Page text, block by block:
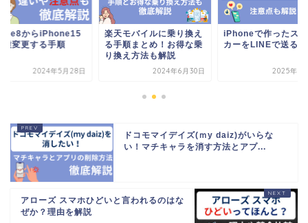
からiPhone15
種変更する手順
2024年5月28日
楽天モバイルに乗り換え
る手順まとめ！お得な乗
り換え方法も解説
2024年6月30日
iPhoneで作ったス
カーをLINEで送る
2025年1
ドコモマイデイズ(ｍy daiz)がいらな
い！マチキャラを消す方法とアプ...
アローズ スマホひどいと言われるのはな
ぜか？理由を解説